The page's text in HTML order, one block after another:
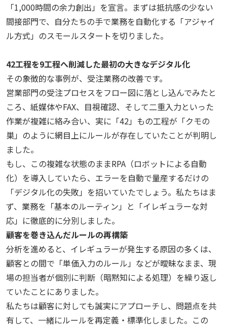
「1,000時間の余力創出」を宣言。まずは抵抗感の少ない
間接部門で、自分たちの手で業務を自動化する「アジャイ
ル方式」のスモールスタートを切りました。
42工程を9工程へ削減した最初の大きなデジタル化
その象徴的な事例が、受注業務の改善です。
営業部門の受注プロセスをフロー図に落とし込んでみたと
ころ、紙媒体やFAX、目視確認、そして二重入力といった
作業が複雑に絡み合い、実に「42」もの工程が「クモの
巣」のように網目上にルールが存在していたことが判明し
ました。
もし、この複雑な状態のままRPA （ロボットによる自動
化）を導入していたら、エラーを自動で量産するだけの
「デジタル化の失敗」を招いていたでしょう。私たちはま
ず、業務を「基本のルーティン」と「イレギュラーな対
応」に徹底的に分別しました。
顧客を巻き込んだルールの再構築
分析を進めると、イレギュラーが発生する原因の多くは、
顧客との間で「単価入力のルール」などが曖昧なまま、現
場の担当者が個別に判断（暗黙知による処理）を繰り返し
ていたことにありました。
私たちは顧客に対しても誠実にアプローチし、問題点を共
有して、一緒にルールを再定義・標準化しました。この